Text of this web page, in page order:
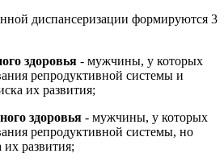
диспансеризации формируются 3
здоровья - мужчины, у которых
репродуктивной системы и
их развития;
здоровья - мужчины, у которых
репродуктивной системы, но
развития;